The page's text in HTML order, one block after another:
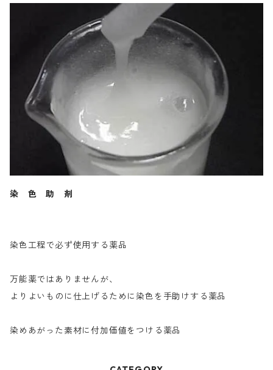
染 色 助 剤
染色工程で必ず使用する薬品
万能薬ではありませんが、
よりよいものに仕上げるために染色を手助けする薬品
染めあがった素材に付加価値をつける薬品